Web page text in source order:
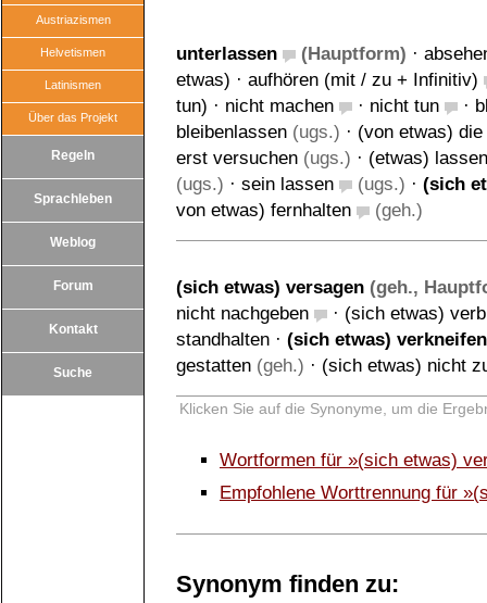
Austriazismen
Helvetismen
Latinismen
Über das Projekt
Regeln
Sprachleben
Weblog
Forum
Kontakt
Suche
unterlassen (Hauptform) ·
etwas) · aufhören (mit / zu + Infinitiv)
tun) · nicht machen · nicht tun ·
bleibenlassen (ugs.) · (von etwas)
erst versuchen (ugs.) · (etwas) lassen
(ugs.) · sein lassen (ugs.) · (sich
von etwas) fernhalten
(geh.)
(sich etwas) versagen (geh.,
nicht nachgeben
· (sich etwas)
standhalten · (sich etwas) verkneifen
gestatten (geh.) · (sich etwas) nicht
Klicken Sie auf die Synonyme, um die
Wortformen für »(sich etwas)
Empfohlene Worttrennung für
Synonym finden zu: